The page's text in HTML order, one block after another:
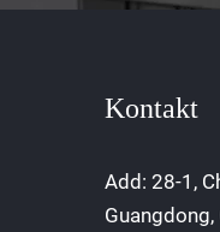
Kontakt
Add: 28-1,
Guangdong,